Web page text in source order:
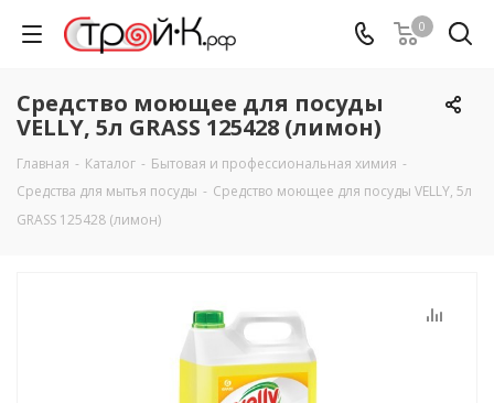
0
Средство моющее для посуды
VELLY, 5л GRASS 125428 (лимон)
Главная - Каталог - Бытовая и профессиональная химия -
Средства для мытья посуды - Средство моющее для посуды VELLY, 5л
GRASS 125428 (лимон)